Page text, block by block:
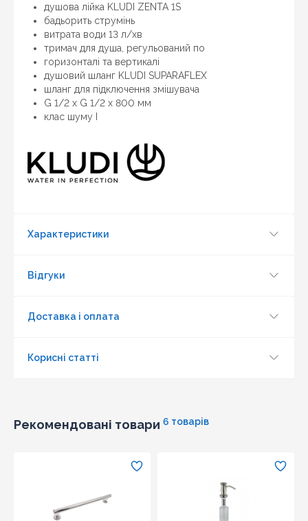
душова лійка KLUDI ZENTA 1S
бадьорить струмінь
витрата води 13 л/хв
тримач для душа, регульований по
горизонталі та вертикалі
душовий шланг KLUDI SUPARAFLEX
шланг для підключення змішувача
G 1/2 x G 1/2 x 800 мм
клас шуму I
Характеристики
Відгуки
Доставка і оплата
Корисні статті
Рекомендовані товари 6 товарів
Знайшли дешевше?
Шановні клієнти нашого магазину! Якщо ви блукаючи
по інтернету знайшли ціну потрібного Вам товару
раді запропонувати вигіднішу для Вас ціну (за умови,
що товар даної моделі повинен бути у конкурента в
наявності і ціна на даний товар в іншому інтернет-
магазині актуальна і діюча)
Оновити капчу
Надіслати